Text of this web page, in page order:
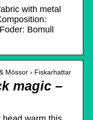
with metal
Bomull
Mössor › Fiskarhattar
magic –